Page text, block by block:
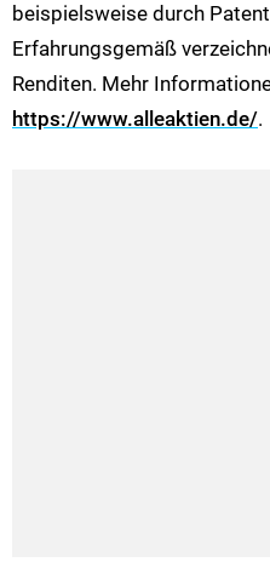
beispielsweise durch
Erfahrungsgemäß
Renditen. Mehr
https://www.alleaktien.de/.